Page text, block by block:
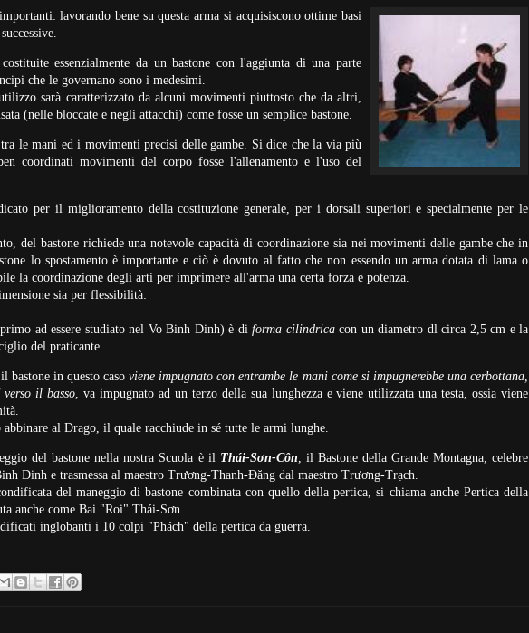
lavorando bene su questa arma si acquisiscono ottime basi
essenzialmente da un bastone con l'aggiunta di una parte
che le governano sono i medesimi.
sarà caratterizzato da alcuni movimenti piuttosto che da altri,
(nelle bloccate e negli attacchi) come fosse un semplice bastone.
le mani ed i movimenti precisi delle gambe. Si dice che la via più
coordinati movimenti del corpo fosse l'allenamento e l'uso del
per il miglioramento della costituzione generale, per i dorsali superiori e specialmente per le
del bastone richiede una notevole capacità di coordinazione sia nei movimenti delle gambe che in
lo spostamento è importante e ciò è dovuto al fatto che non essendo un arma dotata di lama o
la coordinazione degli arti per imprimere all'arma una certa forza e potenza.
sia per flessibilità:
ad essere studiato nel Vo Binh Dinh) è di forma cilindricacon un diametro dl circa 2,5 cm e la
del praticante.
bastone in questo casoviene impugnato con entrambe le mani come si impugnerebbe una cerbottana,
il basso , va impugnato ad un terzo della sua lunghezza e viene utilizzata una testa, ossia viene
abbinare al Drago, il quale racchiude in sé tutte le armi lunghe.
del bastone nella nostra Scuola è il Thái-Sơn-Côn , il Bastone della Grande Montagna, celebre
Dinh e trasmessa al maestro Trương-Thanh-Đăng dal maestro Trương-Trạch.
del maneggio di bastone combinata con quello della pertica, si chiama anche Pertica della
anche come Bai "Roi" Thái-Sơn.
inglobanti i 10 colpi "Phách" della pertica da guerra.